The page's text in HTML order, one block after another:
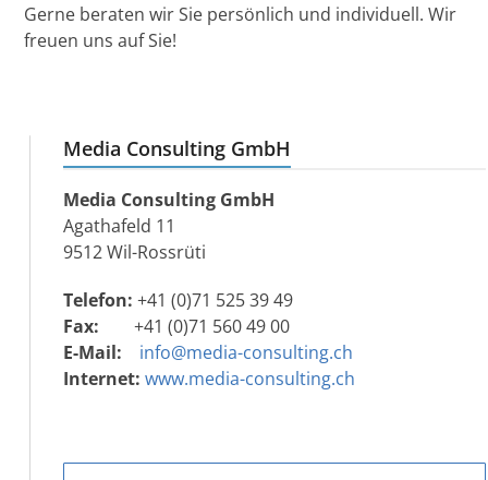
Gerne beraten wir Sie persönlich und individuell. Wir
freuen uns auf Sie!
Media Consulting GmbH
Media Consulting GmbH
Agathafeld 11
9512 Wil-Rossrüti
Telefon: +41 (0)71 525 39 49
Fax: +41 (0)71 560 49 00
E-Mail:
info@media-consulting.ch
Internet: www.media-consulting.ch